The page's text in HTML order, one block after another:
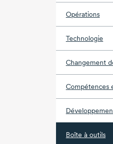
Opérations
Technologie
Changement
Compétences
Boîte à outils